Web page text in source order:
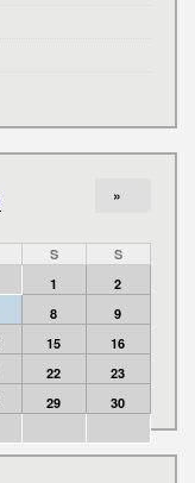
»
S
S
1
2
8
9
15
16
22
23
29
30